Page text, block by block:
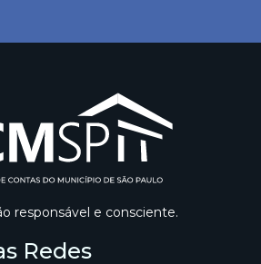
responsável e consciente.
Redes